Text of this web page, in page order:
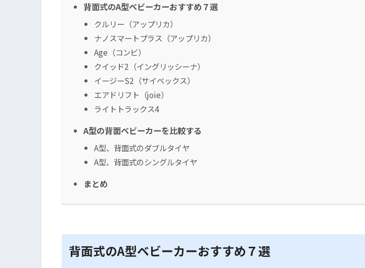
背面式のA型ベビーカーおすすめ７選
クルリー（アップリカ）
ナノスマートプラス（アップリカ）
Age（コンビ）
クイッド2（イングリッシーナ）
イージーS2（サイベックス）
エアドリフト（joie）
ライトトラックス4
A型の背面ベビーカーを比較する
A型、背面式のダブルタイヤ
A型、背面式のシングルタイヤ
まとめ
背面式のA型ベビーカーおすすめ７選